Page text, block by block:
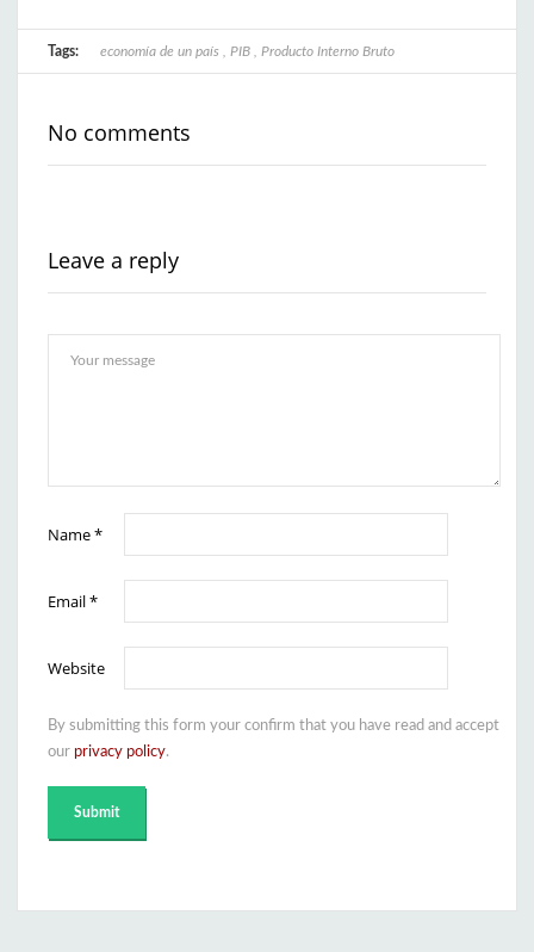
Tags: economía de un país PIB Producto Interno Bruto
No comments
Leave a reply
Name*
Email*
Website
By submitting this form your confirm that you have read and accept
our privacy policy.